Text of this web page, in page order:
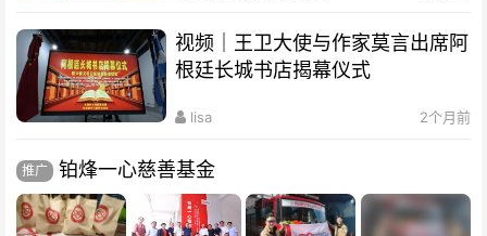
视频｜王卫大使与作家莫言出席阿
根廷长城书店揭幕仪式
lisa 2个月前
推广 铂烽一心慈善基金